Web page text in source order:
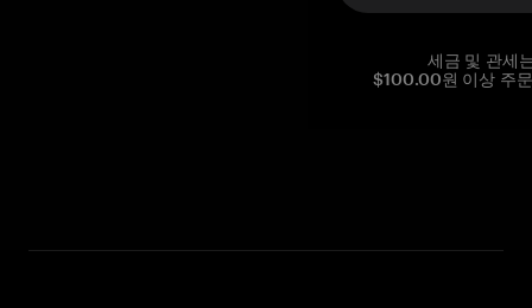
세금 및 관세
$100.00원 이상 주